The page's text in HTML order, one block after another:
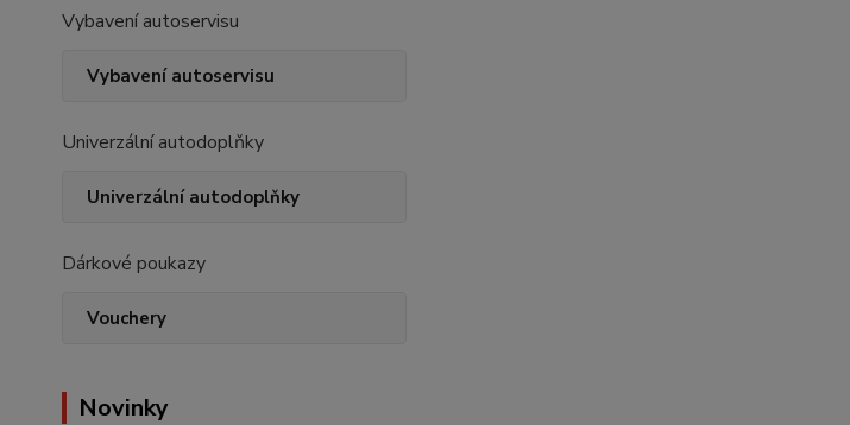
Vybavení autoservisu
Vybavení autoservisu
Univerzální autodoplňky
Univerzální autodoplňky
Dárkové poukazy
Vouchery
Novinky